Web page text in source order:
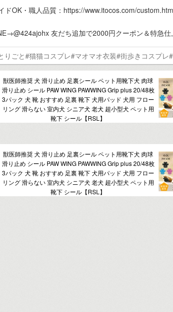
ドOK・職人品質：https://www.itocos.com/
友だち追加で2000円クーポン＆特急仕
りごと#猫猫コスプレ#マオマオ衣装#街歩きコスプレ
獣医師推奨 犬 滑り止め 足裏シール ペット用靴下犬 肉球
滑り止め シール PAW WING PAWWING Grip plus 20/48枚
3パック 犬 靴 おすすめ 足裏 靴下 犬用パッド 犬用 フロー
リング 滑らない 室内犬 シニア犬 老犬 超小型犬 ペット用
靴下 シール【RSL】
獣医師推奨 犬 滑り止め 足裏シール ペット用靴下犬 肉球
滑り止め シール PAW WING PAWWING Grip plus 20/48枚
3パック 犬 靴 おすすめ 足裏 靴下 犬用パッド 犬用 フロー
リング 滑らない 室内犬 シニア犬 老犬 超小型犬 ペット用
靴下 シール【RSL】